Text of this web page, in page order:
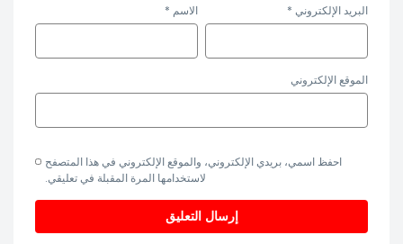
الاسم * البريد الإلكتروني *
الموقع الإلكتروني
احفظ اسمي، بريدي الإلكتروني، والموقع الإلكتروني في هذا المتصفح
لاستخدامها المرة المقبلة في تعليقي.